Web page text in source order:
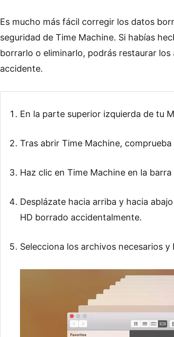
Es mucho más fácil corregir los datos
seguridad de Time Machine. Si habías
borrarlo o eliminarlo, podrás restaurar
accidente.
En la parte superior izquierda de tu
Tras abrir Time Machine,
Haz clic en Time Machine en la
Desplázate hacia arriba y hacia
HD borrado accidentalmente.
Selecciona los archivos necesarios y